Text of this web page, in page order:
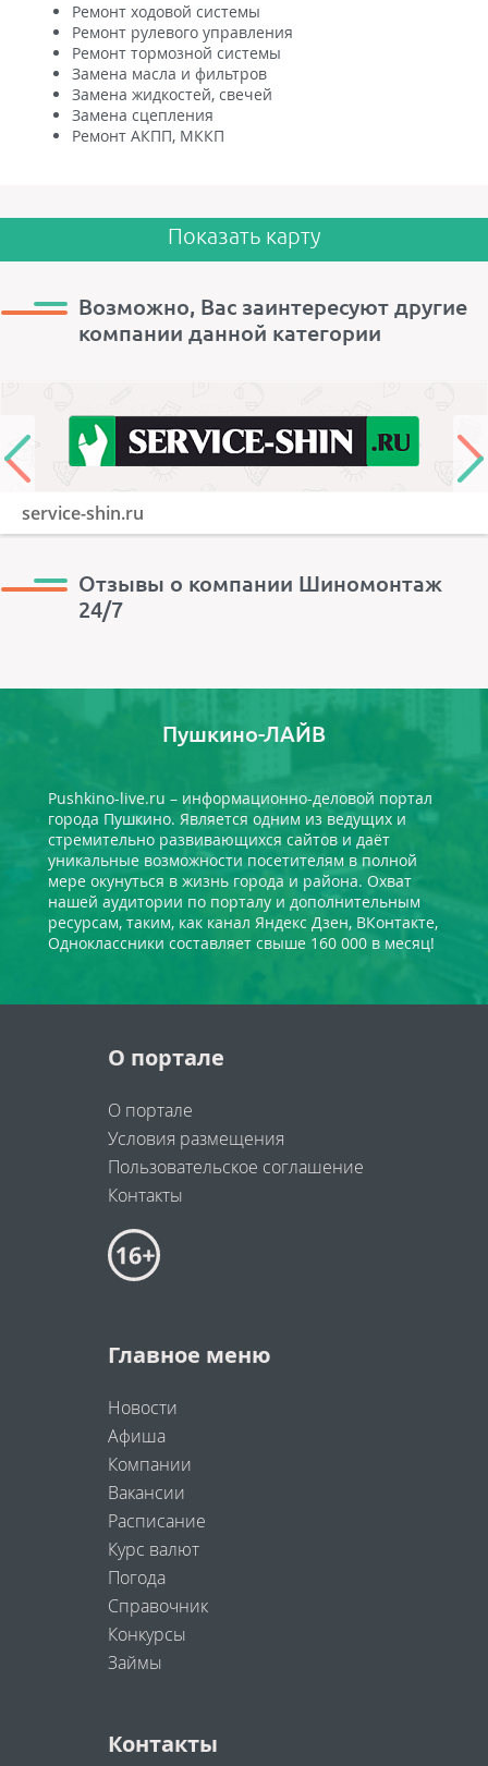
Ремонт ходовой системы
Ремонт рулевого управления
Ремонт тормозной системы
Замена масла и фильтров
Замена жидкостей, свечей
Замена сцепления
Ремонт АКПП, МККП
Показать карту
Возможно, Вас заинтересуют другие
компании данной категории
service-shin.ru
Отзывы о компании Шиномонтаж
24/7
Пушкино-ЛАЙВ
Pushkino-live.ru – информационно-деловой портал
города Пушкино. Является одним из ведущих и
стремительно развивающихся сайтов и даёт
уникальные возможности посетителям в полной
мере окунуться в жизнь города и района. Охват
нашей аудитории по порталу и дополнительным
ресурсам, таким, как канал Яндекс Дзен, ВКонтакте,
Одноклассники составляет свыше 160 000 в месяц!
О портале
О портале
Условия размещения
Пользовательское соглашение
Контакты
Главное меню
Новости
Афиша
Компании
Вакансии
Расписание
Курс валют
Погода
Справочник
Конкурсы
Займы
Контакты